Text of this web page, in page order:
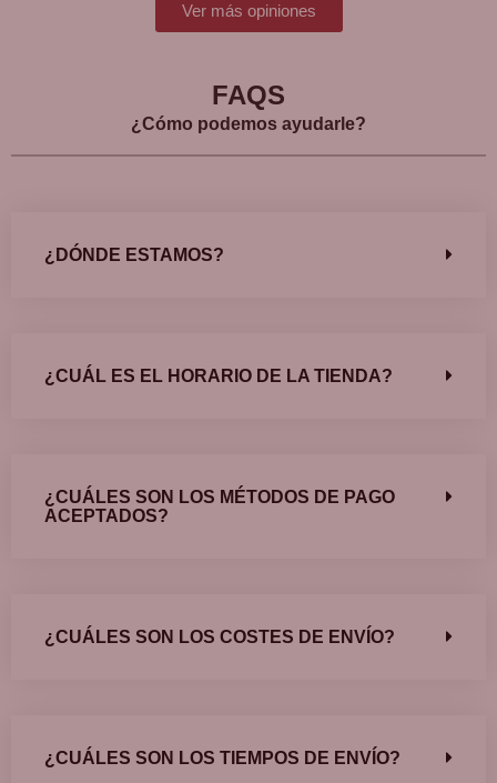
Ver más opiniones
FAQS
¿Cómo podemos ayudarle?
¿DÓNDE ESTAMOS?
¿CUÁL ES EL HORARIO DE LA TIENDA?
¿CUÁLES SON LOS MÉTODOS DE PAGO
ACEPTADOS?
¿CUÁLES SON LOS COSTES DE ENVÍO?
¿CUÁLES SON LOS TIEMPOS DE ENVÍO?